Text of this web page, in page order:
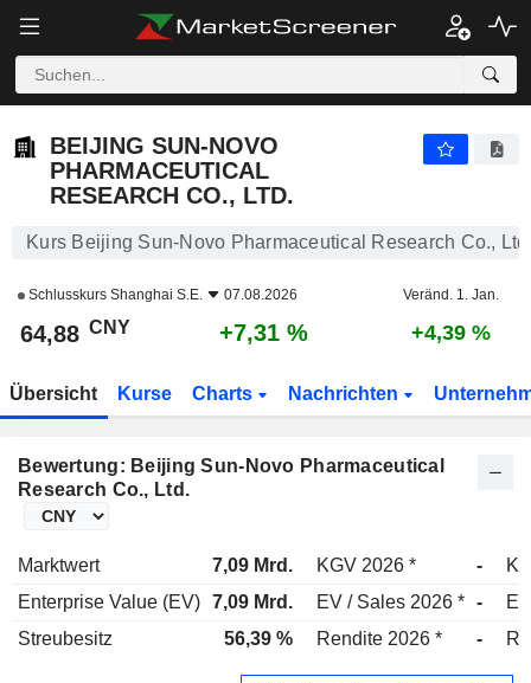
BEIJING SUN-NOVO
PHARMACEUTICAL
RESEARCH CO., LTD.
Kurs Beijing Sun-Novo Pharmaceutical Research Co.,
Schlusskurs Shanghai S.E. 07.08.2026 Veränd. 1. Jan.
64,88 CNY +7,31 % +4,39 %
Übersicht Kurse Charts Nachrichten
Bewertung: Beijing Sun-Novo Pharmaceutical
Research Co., Ltd.
Marktwert 7,09 Mrd. KGV 2026 * -
Enterprise Value (EV) 7,09 Mrd. EV / Sales 2026 * -
Streubesitz
56,39 % Rendite 2026 * -